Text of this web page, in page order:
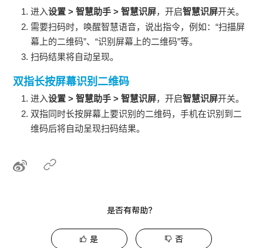
进入设置 >智慧助手 >智慧识屏，开启智慧识屏开关。
需要扫码时，唤醒智慧语音，说出指令，例如：“扫描屏
幕上的二维码”、“识别屏幕上的二维码”等。
扫码结果将自动呈现。
双指长按屏幕识别二维码
进入设置 >智慧助手 >智慧识屏，开启智慧识屏开关。
双指同时长按屏幕上要识别的二维码，手机在识别到二
维码后将自动呈现扫码结果。
是否有帮助？
是 否